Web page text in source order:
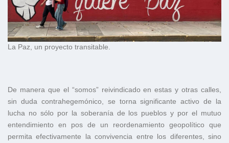
La Paz, un proyecto transitable.
De manera que el “somos” reivindicado en estas y otras calles,
sin duda contrahegemónico, se torna significante activo de la
lucha no sólo por la soberanía de los pueblos y por el mutuo
entendimiento en pos de un reordenamiento geopolítico que
permita efectivamente la convivencia entre los diferentes, sino